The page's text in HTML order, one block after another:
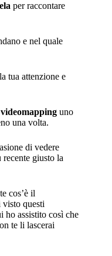
per raccontare
e nel quale
tua attenzione e
videomapping uno
una volta.
di vedere
giusto la
cos’è il
visto questi
ho assistito così che
te li lascerai